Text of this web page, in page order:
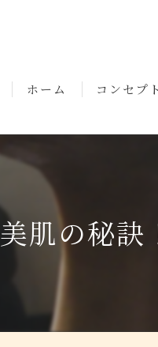
ホーム コンセプト
美肌の秘訣